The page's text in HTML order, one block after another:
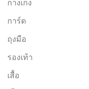
กางเกง
การ์ด
ถุงมือ
รองเท้า
เสื้อ